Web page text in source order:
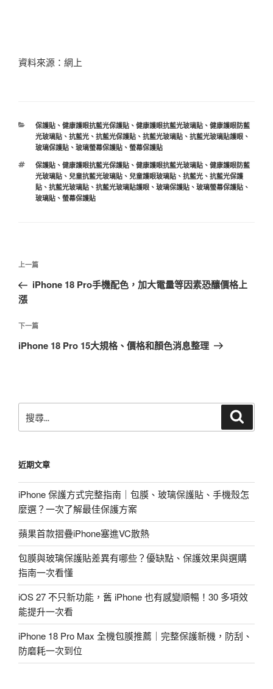
資料來源：網上
分
類
保護貼、 健康護眼抗藍光保護貼、 健康護眼抗藍光玻璃貼、 健康護眼防藍
光玻璃貼、 抗藍光、 抗藍光保護貼、 抗藍光玻璃貼、 抗藍光玻璃貼護眼、
玻璃保護貼、 玻璃螢幕保護貼、 螢幕保護貼
標
籤
保護貼、 健康護眼抗藍光保護貼、 健康護眼抗藍光玻璃貼、 健康護眼防藍
光玻璃貼、 兒童抗藍光玻璃貼、 兒童護眼玻璃貼、 抗藍光、 抗藍光保護
貼、 抗藍光玻璃貼、 抗藍光玻璃貼護眼、 玻璃保護貼、 玻璃螢幕保護貼、
玻璃貼、 螢幕保護貼
文
導
覽
上
一
篇
章
上一篇
iPhone 18 Pro手機配色，加大電量等因素恐釀價格上
漲
下
一
下一篇
iPhone 18 Pro 15大規格、價格和顏色消息整理
尋
字:
近期文章
iPhone 保護方式完整指南｜包膜、玻璃保護貼、手機殼怎
麼選？一次了解最佳保護方案
蘋果首款摺疊iPhone塞進VC散熱
包膜與玻璃保護貼差異有哪些？優缺點、保護效果與選購
指南一次看懂
iOS 27 不只新功能，舊 iPhone 也有感變順暢！30 多項效
能提升一次看
iPhone 18 Pro Max 全機包膜推薦｜完整保護新機，防刮、
防磨耗一次到位